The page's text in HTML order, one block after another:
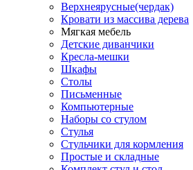
Верхнеярусные(чердак)
Кровати из массива дерева
Мягкая мебель
Детские диванчики
Кресла-мешки
Шкафы
Столы
Письменные
Компьютерные
Наборы со стулом
Стулья
Стульчики для кормления
Простые и складные